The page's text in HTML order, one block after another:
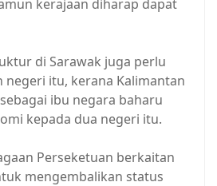
kerajaan diharap dapat
di Sarawak juga perlu
itu, kerana Kalimantan
ibu negara baharu
kepada dua negeri itu.
Perseketuan berkaitan
mengembalikan status